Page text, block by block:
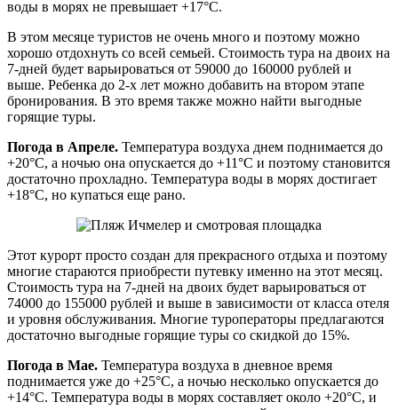
воды в морях не превышает +17°C.
В этом месяце туристов не очень много и поэтому можно
хорошо отдохнуть со всей семьей. Стоимость тура на двоих на
7-дней будет варьироваться от 59000 до 160000 рублей и
выше. Ребенка до 2-х лет можно добавить на втором этапе
бронирования. В это время также можно найти выгодные
горящие туры.
Погода в Апреле. Температура воздуха днем поднимается до
+20°C, а ночью она опускается до +11°C и поэтому становится
достаточно прохладно. Температура воды в морях достигает
+18°C, но купаться еще рано.
Этот курорт просто создан для прекрасного отдыха и поэтому
многие стараются приобрести путевку именно на этот месяц.
Стоимость тура на 7-дней на двоих будет варьироваться от
74000 до 155000 рублей и выше в зависимости от класса отеля
и уровня обслуживания. Многие туроператоры предлагаются
достаточно выгодные горящие туры со скидкой до 15%.
Погода в Мае. Температура воздуха в дневное время
поднимается уже до +25°C, а ночью несколько опускается до
+14°C. Температура воды в морях составляет около +20°C, и